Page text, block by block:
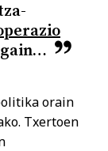
gain…
orain
Txertoen